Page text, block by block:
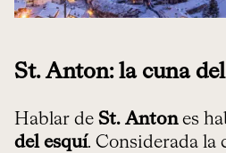
St. Anton: la cuna
Hablar de St. Antones
del esquí. Considerada la